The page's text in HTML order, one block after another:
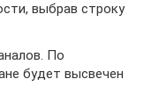
выбрав строку
По
будет высвечен